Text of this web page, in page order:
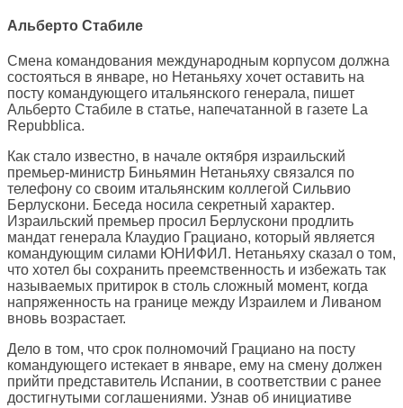
Альберто Стабиле
Смена командования международным корпусом должна
состояться в январе, но Нетаньяху хочет оставить на
посту командующего итальянского генерала, пишет
Альберто Стабиле в статье, напечатанной в газете La
Repubblica.
Как стало известно, в начале октября израильский
премьер-министр Биньямин Нетаньяху связался по
телефону со своим итальянским коллегой Сильвио
Берлускони. Беседа носила секретный характер.
Израильский премьер просил Берлускони продлить
мандат генерала Клаудио Грациано, который является
командующим силами ЮНИФИЛ. Нетаньяху сказал о том,
что хотел бы сохранить преемственность и избежать так
называемых притирок в столь сложный момент, когда
напряженность на границе между Израилем и Ливаном
вновь возрастает.
Дело в том, что срок полномочий Грациано на посту
командующего истекает в январе, ему на смену должен
прийти представитель Испании, в соответствии с ранее
достигнутыми соглашениями. Узнав об инициативе